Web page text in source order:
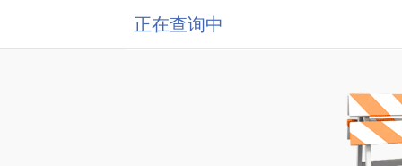
正在查询中